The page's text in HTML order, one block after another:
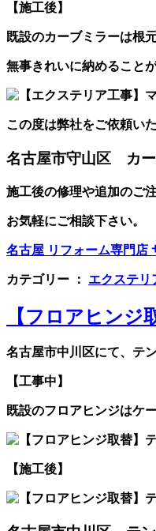
【施工後】
既設のカーブミラーは根
無事きれいに納めること
この度は弊社をご依頼い
名古屋市守山区 カ
施工後の修理や追加のご
お気軽にご相談下さい。
名古屋 リフォーム専門店
カテゴリー ： エクステリ
【フロアヒン
名古屋市中川区にて、テ
【工事中】
既設のフロアヒンジはケ
【施工後】